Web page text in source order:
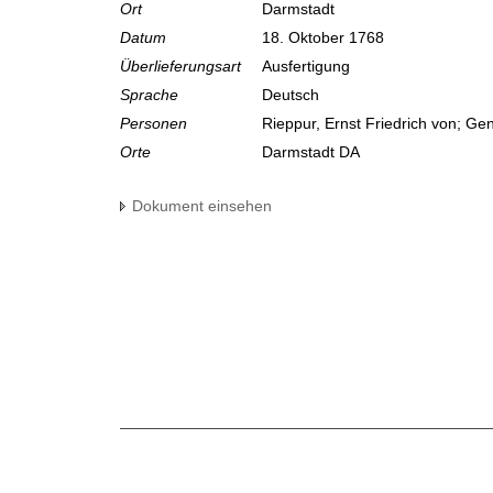
Ort
Darmstadt
Datum
18. Oktober 1768
Überlieferungsart
Ausfertigung
Sprache
Deutsch
Personen
Rieppur, Ernst Friedrich von;
Orte
Darmstadt DA
Dokument einsehen